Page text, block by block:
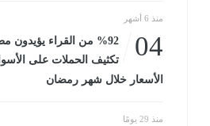
منذ 6 أشهر
04
%92 من القراء يؤيدون
تكثيف الحملات على
الأسعار خلال شهر رمضان
منذ 29 يومًا